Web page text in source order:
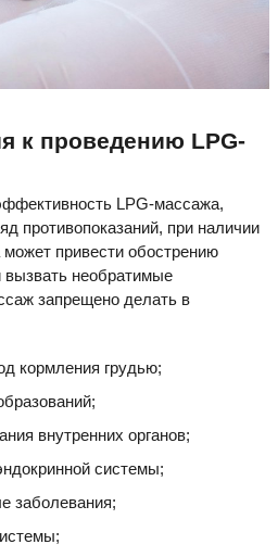
к проведению LPG-
LPG-массажа,
противопоказаний, при наличии
привести обострению
вызвать необратимые
запрещено делать в
кормления грудью;
внутренних органов;
системы;
заболевания;